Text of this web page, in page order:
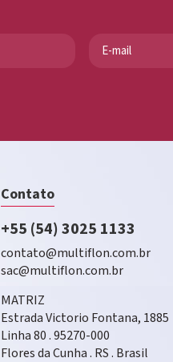
Contato
+55 (54) 3025 1133
contato@multiflon.com.br
sac@multiflon.com.br
MATRIZ
Estrada Victorio Fontana, 1885
Linha 80 . 95270-000
Flores da Cunha . RS . Brasil